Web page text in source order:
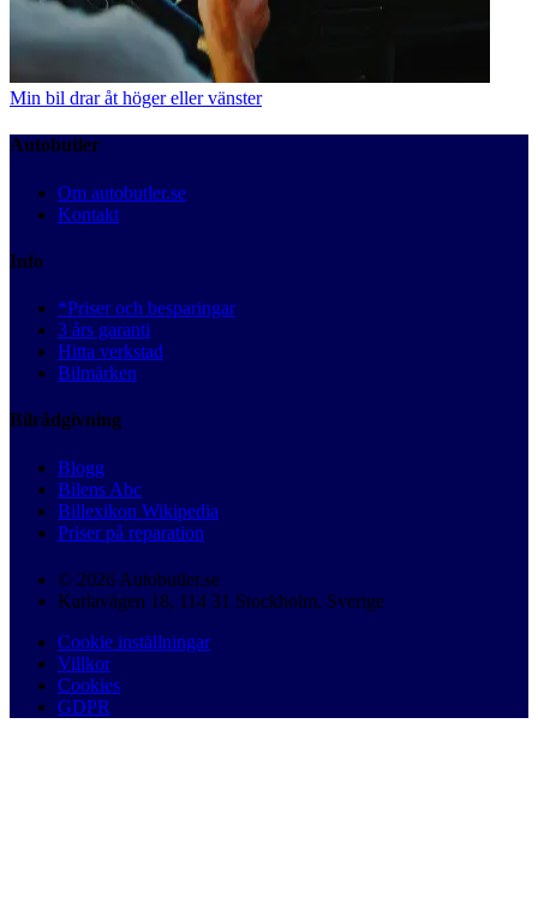
Min bil drar åt höger eller vänster
Autobutler
Om autobutler.se
Kontakt
Info
*Priser och besparingar
3 års garanti
Hitta verkstad
Bilmärken
Bilrådgivning
Blogg
Bilens Abc
Billexikon Wikipedia
Priser på reparation
© 2026 Autobutler.se
Karlavägen 18, 114 31 Stockholm, Sverige
Cookie inställningar
Villkor
Cookies
GDPR